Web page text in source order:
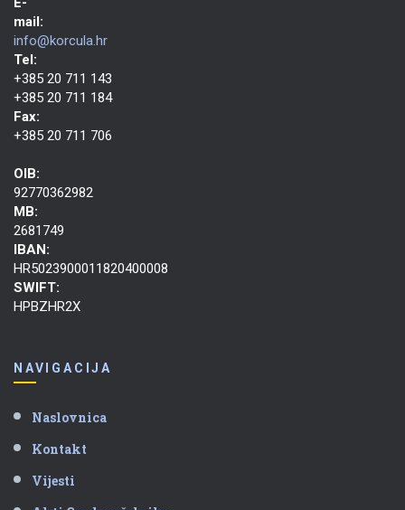
mail:
info@korcula.hr
Tel:
+385 20 711 143
+385 20 711 184
Fax:
+385 20 711 706
OIB:
92770362982
MB:
2681749
IBAN:
HR5023900011820400008
SWIFT:
HPBZHR2X
NAVIGACIJA
Naslovnica
Kontakt
Vijesti